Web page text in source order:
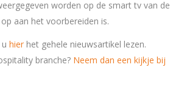
worden op de smart tv van de
aan het voorbereiden is.
hier het gehele nieuwsartikel lezen.
branche? Neem dan een kijkje bij